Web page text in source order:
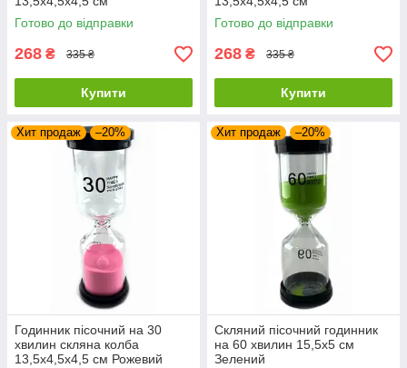
Готово до відправки
268 ₴ 335 ₴
Купити
Готово до відправки
268 ₴ 335 ₴
Купити
Хит продаж –20%
Годинник пісочний на 30
хвилин скляна колба
13,5х4,5х4,5 см Рожевий
Хит продаж –20%
Скляний пісочний годинник
на 60 хвилин 15,5х5 см
Зелений